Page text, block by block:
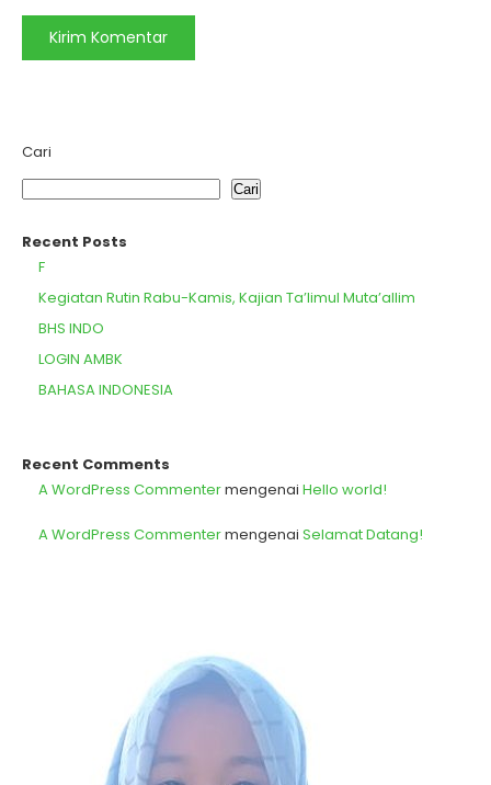
Cari
Cari
Recent Posts
F
Kegiatan Rutin Rabu-Kamis, Kajian Ta’limul Muta’allim
BHS INDO
LOGIN AMBK
BAHASA INDONESIA
Recent Comments
A WordPress Commentermengenai Hello world!
A WordPress Commentermengenai Selamat Datang!